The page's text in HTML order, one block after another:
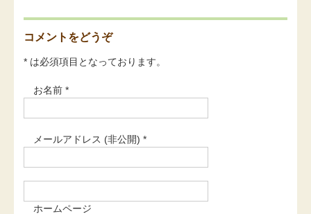
コメントをどうぞ
* は必須項目となっております。
お名前 *
メールアドレス (非公開) *
ホームページ